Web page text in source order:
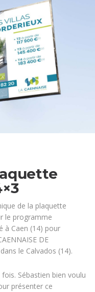
de la plaquette
le programme
à Caen (14) pour
DE
le Calvados (14).
Sébastien bien voulu
présenter ce